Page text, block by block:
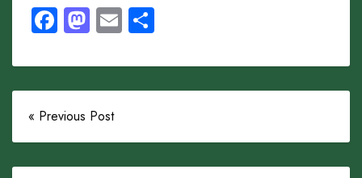
Facebook
Mastodon
Email
« Previous Post